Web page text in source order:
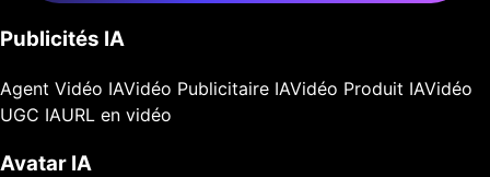
Publicités IA
Agent Vidéo IAVidéo Publicitaire IAVidéo Produit IAVidéo
UGC IAURL en vidéo
Avatar IA